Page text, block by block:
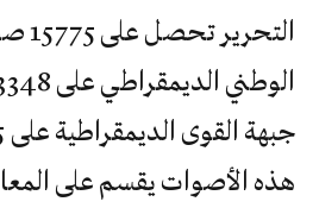
هذه الأصوات يقسم على